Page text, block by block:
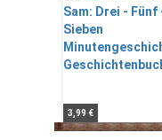
3,99 €